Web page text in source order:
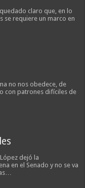
claro que, en lo
se requiere un marco en
no nos obedece, de
con patrones difíciles de
dejó la
en el Senado y no se va